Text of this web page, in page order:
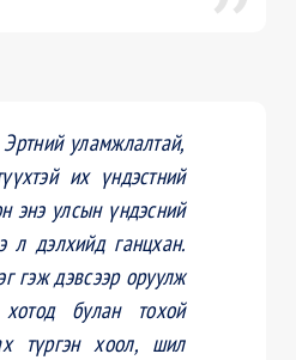
уламжлалтай,
их үндэстний
энэ улсын үндэсний
л дэлхийд ганцхан.
гэж дэвсээр оруулж
булан тохой
түргэн хоол, шил